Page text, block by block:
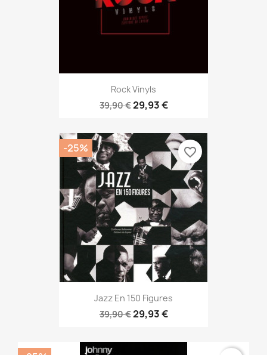
Rock Vinyls
39,90 €29,93 €
Jazz En 150 Figures
39,90 €29,93 €
-25% favorite_border